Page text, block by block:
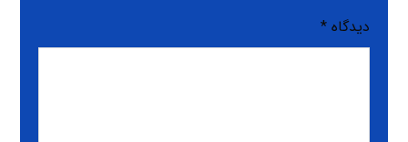
دیدگاه*